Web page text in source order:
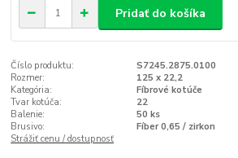
Pridať do košíka
Číslo produktu:
S7245.2875.0100
Rozmer:
125 x 22,2
Kategória:
Fíbrové kotúče
Tvar kotúča:
22
Balenie:
50 ks
Brusivo:
Fíber 0,65 / zirkon
Strážiť cenu / dostupnosť